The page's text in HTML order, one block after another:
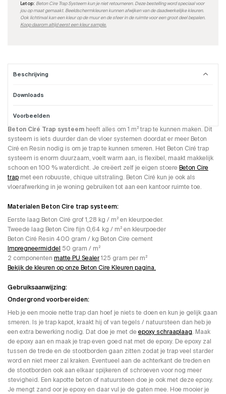
Let op: Beton Cire Trap Systeem kun je niet retourneren. Deze bestelling word speciaal voor
jou op maat gemaakt. Beeldschermkleuren kunnen afwijken van de daadwerkelijke kleuren.
Ook lichtinval kan een kleur op de muur en de sfeer in de ruimte voor een groot deel bepalen.
Koop daarom altijd eerst een kleur sample.
Beschrijving
Downloads
Voorbeelden
Beton Cire trap systeem.
Dit Beton Ciré Trap Systeem word gebruikt om trappen mee te maken. Het
Beton Ciré Trap systeemheeft alles om 1 m² trap te kunnen maken. Dit
systeem is iets duurder dan de vloer systemen doordat er meer Beton
Ciré en Resin nodig is om je trap te kunnen smeren. Het Beton Ciré trap
systeem is enorm duurzaam, voelt warm aan, is flexibel, maakt makkelijk
schoon en 100 % waterdicht. Je creëert zelf je eigen stoere Beton Cire
trap met een robuuste, chique uitstraling. Beton Ciré kun je ook als
vloerafwerking in je woning gebruiken tot aan een kantoor ruimte toe.
Materialen Beton Cire trap systeem:
Eerste laag Beton Ciré grof 1,28 kg / m² en kleurpoeder.
Tweede laag Beton Cire fijn 0,64 kg / m² en kleurpoeder
Beton Ciré Resin 400 gram / kg Beton Cire cement
Impregneermiddel 50 gram / m²
2 componenten matte PU Sealer125 gram per m²
Bekijk de kleuren op onze Beton Cire Kleuren pagina.
Gebruiksaanwijzing:
Ondergrond voorbereiden:
Heb je een mooie nette trap dan hoef je niets te doen en kun je gelijk gaan
smeren. Is je trap kapot, kraakt hij of van tegels / natuursteen dan heb je
een extra bewerking nodig. Dat doe je met de epoxy schraaplaag. Maak
de epoxy aan en maak je trap even goed nat met de epoxy. De epoxy zal
tussen de trede en de stootborden gaan zitten zodat je trap veel starder
word en niet meer zal kraken. Eventueel aan de achterkant de treden en
de stootborden ook aan elkaar spijkeren of schroeven voor nog meer
stevigheid. Een kapotte beton of natuursteen doe je ook met deze epoxy.
Je mengt zand oor je epoxy en daar vul je de gaten mee. Hoe mooier je